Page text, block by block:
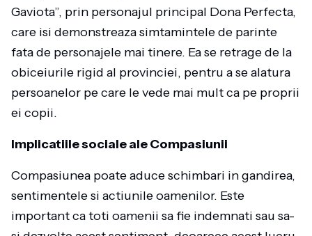
Gaviota”, prin personajul principal Dona Perfecta,
care isi demonstreaza simtamintele de parinte
fata de personajele mai tinere. Ea se retrage de la
obiceiurile rigid al provinciei, pentru a se alatura
persoanelor pe care le vede mai mult ca pe proprii
ei copii.
Implicatiile sociale ale Compasiunii
Compasiunea poate aduce schimbari in gandirea,
sentimentele si actiunile oamenilor. Este
important ca toti oamenii sa fie indemnati sau sa-